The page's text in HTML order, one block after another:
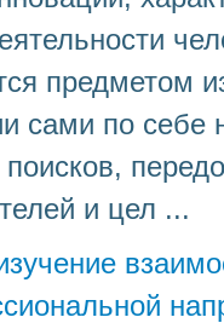
предметом
сами по себе
и цел ...